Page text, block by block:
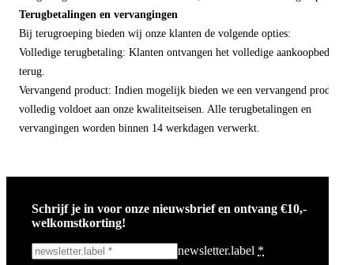
Terugbetalingen en vervangingen
Bij terugroeping bieden wij onze klanten de volgende opties:
Volledige terugbetaling: Klanten ontvangen het volledige aankoopbedrag
terug.
Vervangend product: Indien mogelijk bieden we een vervangend product
volledig voldoet aan onze kwaliteitseisen. Alle terugbetalingen en
vervangingen worden binnen 14 werkdagen verwerkt.
Schrijf je in voor onze nieuwsbrief en ontvang €10,-
welkomstkorting!
newsletter.label *